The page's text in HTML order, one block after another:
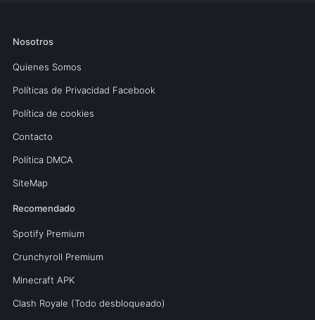
Nosotros
Quienes Somos
Políticas de Privacidad Facebook
Política de cookies
Contacto
Política DMCA
SiteMap
Recomendado
Spotify Premium
Crunchyroll Premium
Minecraft APK
Clash Royale (Todo desbloqueado)